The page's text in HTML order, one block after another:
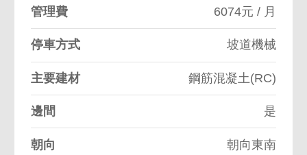
管理費 6074元 / 月
停車方式 坡道機械
主要建材 鋼筋混凝土(RC)
邊間 是
朝向 朝向東南